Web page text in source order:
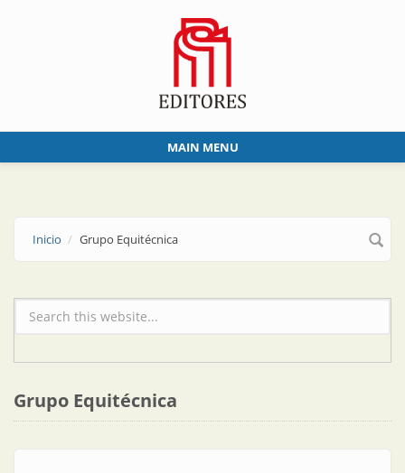
MAIN MENU
Inicio Grupo Equitécnica
Formulario de búsqueda
Grupo Equitécnica